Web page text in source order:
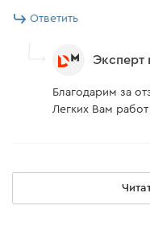
Ответить
Эксперт
Благодарим за
Легких Вам